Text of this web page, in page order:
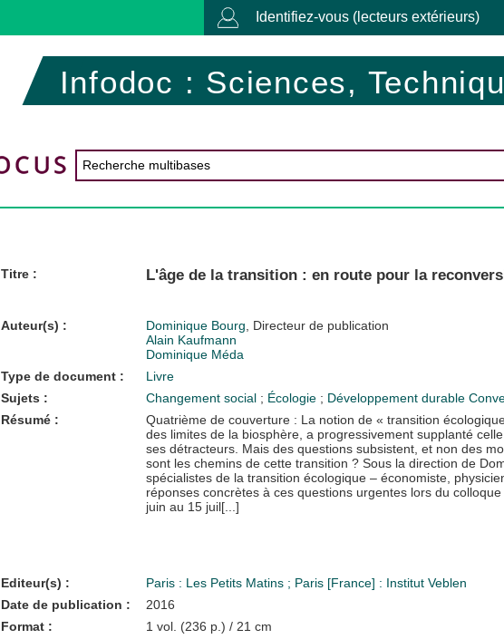
Identifiez-vous (lecteurs extérieurs)
Infodoc : Sciences,
Titre : L'âge de la transition : en route pour la
Auteur(s) : Dominique Bourg , Directeur de publication
Alain Kaufmann
Dominique Méda
Type de document :
Livre
Sujets :
Changement social ; Écologie ; Développement durable
Résumé :
Quatrième de couverture : La notion de « transition
des limites de la biosphère, a progressivement supplanté
ses détracteurs. Mais des questions subsistent, et non des
sont les chemins de cette transition ? Sous la direction de
spécialistes de la transition écologique – économiste,
réponses concrètes à ces questions urgentes lors du
juin au 15 juil[...]
Editeur(s) : Paris : Les Petits Matins ; Paris [France] : Institut Veblen
Date de publication :
2016
Format :
1 vol. (236 p.) / 21 cm